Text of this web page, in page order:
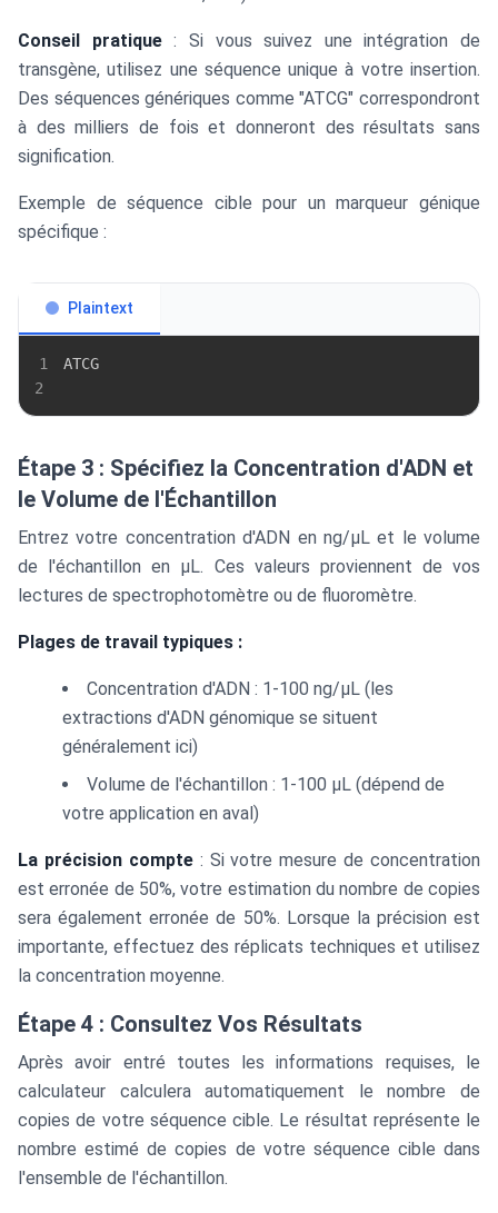
Conseil pratique: Si vous suivez une intégration de
transgène, utilisez une séquence unique à votre insertion.
Des séquences génériques comme "ATCG" correspondront
à des milliers de fois et donneront des résultats sans
signification.
Exemple de séquence cible pour un marqueur génique
spécifique :
Plaintext
1
2
Étape 3 : Spécifiez la Concentration d'ADN et
le Volume de l'Échantillon
Entrez votre concentration d'ADN en ng/μL et le volume
de l'échantillon en μL. Ces valeurs proviennent de vos
lectures de spectrophotomètre ou de fluoromètre.
Plages de travail typiques :
Concentration d'ADN : 1-100 ng/μL (les
extractions d'ADN génomique se situent
généralement ici)
Volume de l'échantillon : 1-100 μL (dépend de
votre application en aval)
La précision compte: Si votre mesure de concentration
est erronée de 50%, votre estimation du nombre de copies
sera également erronée de 50%. Lorsque la précision est
importante, effectuez des réplicats techniques et utilisez
la concentration moyenne.
Étape 4 : Consultez Vos Résultats
Après avoir entré toutes les informations requises, le
calculateur calculera automatiquement le nombre de
copies de votre séquence cible. Le résultat représente le
nombre estimé de copies de votre séquence cible dans
l'ensemble de l'échantillon.